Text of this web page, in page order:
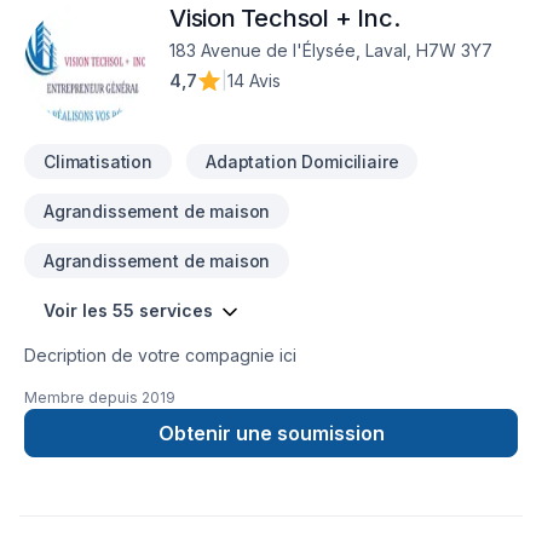
Vision Techsol + Inc.
183 Avenue de l'Élysée, Laval, H7W 3Y7
4,7
14 Avis
Climatisation Adaptation Domiciliaire
Agrandissement de maison
Agrandissement de maison
Voir les 55 services
Decription de votre compagnie ici
Membre depuis 2019
Obtenir une soumission